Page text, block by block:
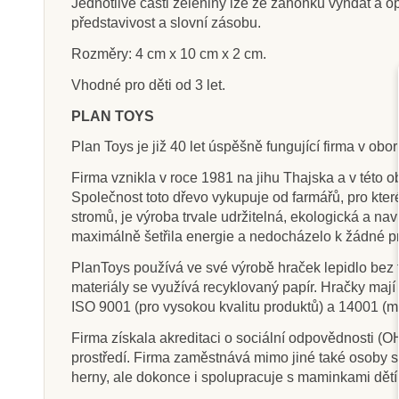
Skladem
Learning Resources Sada
nářadí s kufříkem
1 475 Kč
Přidat do košíku
PlanToys Set
vaflí
578 Kč
Přidat do
Jednotlivé části zeleniny lze ze záhonků vyndat a
představivost a slovní zásobu.
Rozměry: 4 cm x 10 cm x 2 cm.
Vhodné pro děti od 3 let.
PLAN TOYS
Plan Toys je již 40 let úspěšně fungující firma v
Firma vznikla v roce 1981 na jihu Thajska a v této
Společnost toto dřevo vykupuje od farmářů, pro
stromů, je výroba trvale udržitelná, ekologická a
maximálně šetřila energie a nedocházelo k žádné
PlanToys používá ve své výrobě hraček lepidlo
materiály se využívá recyklovaný papír. Hračky
ISO 9001 (pro vysokou kvalitu produktů) a 14001
Firma získala akreditaci o sociální odpovědnosti
prostředí. Firma zaměstnává mimo jiné také osoby
herny, ale dokonce i spolupracuje s maminkami